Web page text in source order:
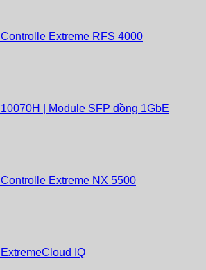
Controlle Extreme RFS 4000
10070H | Module SFP đồng 1GbE
Controlle Extreme NX 5500
ExtremeCloud IQ